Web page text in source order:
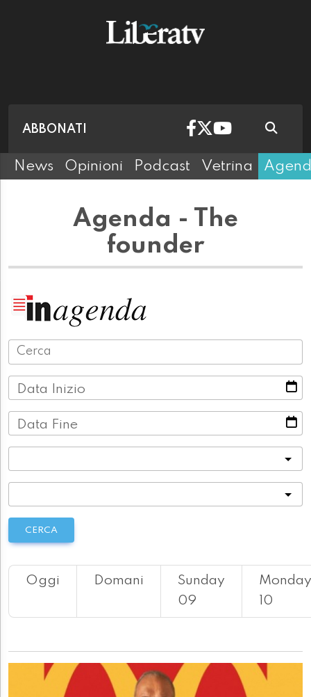
ABBONATI
News Opinioni Podcast Vetrina
Agenda - The
founder
Data Inizio
Data Fine
CERCA
Oggi Domani
Sunday
09
Monday
10